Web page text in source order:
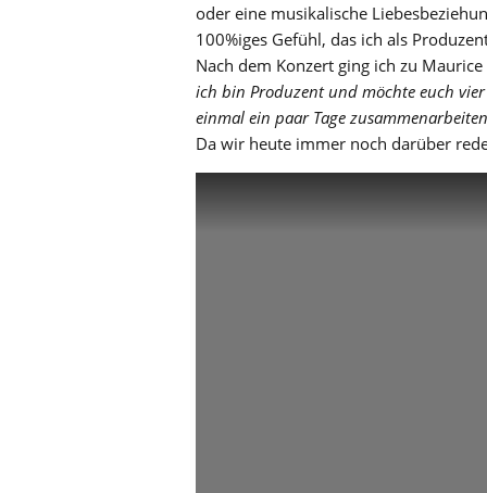
oder eine musikalische
100%iges Gefühl, das ich als
Nach dem Konzert ging ich zu
ich bin Produzent und möchte euch
einmal ein paar Tage
Da wir heute immer noch darüber